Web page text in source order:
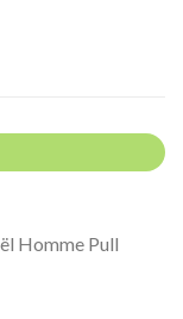
Homme Pull